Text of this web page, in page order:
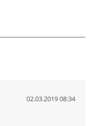
02.03.2019 08:34